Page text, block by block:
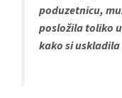
poduzetnicu,
posložila toliko
kako si